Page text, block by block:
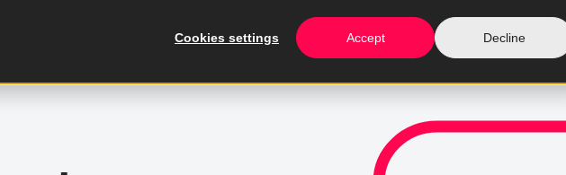
Cookies settings Accept Decline